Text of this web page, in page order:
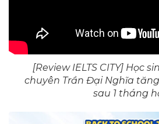
[Review IELTS CITY] Học
chuyên Trần Đại Nghĩa tăng
sau 1 tháng